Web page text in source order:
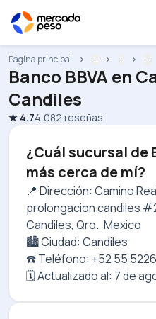
Página principal ... ... ...
Banco BBVA en
Candiles
★ 4.74,082 reseñas
¿Cuál sucursal de
más cerca de mí?
📍 Dirección: Camino
prolongacion candiles
Candiles, Qro., Mexico
🏙️ Ciudad: Candiles
☎️ Teléfono: +52 55
🗓️ Actualizado al: 7 de